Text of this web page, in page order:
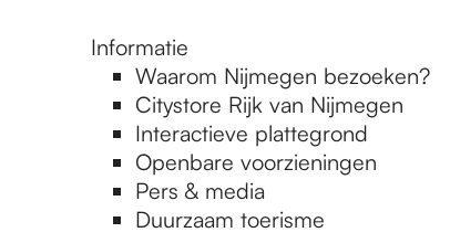
Informatie
Waarom Nijmegen bezoeken?
Citystore Rijk van Nijmegen
Interactieve plattegrond
Openbare voorzieningen
Pers & media
Duurzaam toerisme